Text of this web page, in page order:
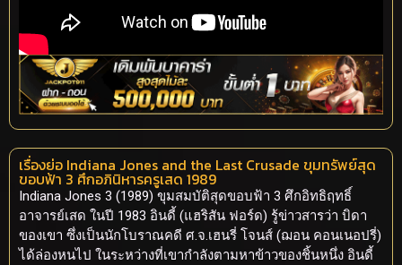
เรื่องย่อ Indiana Jones and the Last Crusade ขุมทรัพย์สุด
ขอบฟ้า 3 ศึกอภินิหารครูเสด 1989
Indiana Jones 3 (1989) ขุมสมบัติสุดขอบฟ้า 3 ศึกอิทธิฤทธิ์
อาจารย์เสด ในปี 1983 อินดี้ (แฮริสัน ฟอร์ด) รู้ข่าวสารว่า บิดา
ของเขา ซึ่งเป็นนักโบราณคดี ศ.จ.เฮนรี่ โจนส์ (ฌอน คอนเนอปรี่)
ได้ล่องหนไป ในระหว่างที่เขากำลังตามหาข้าวของชิ้นหนึ่ง อินดี้